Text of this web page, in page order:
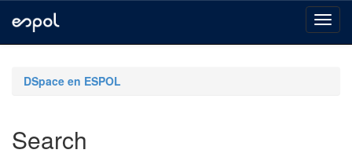
navigationDSpace en ESPOL
Search